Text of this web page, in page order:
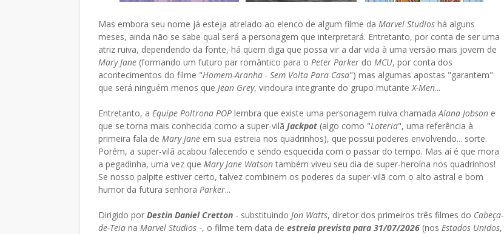
Mas embora seu nome já esteja atrelado ao elenco de algum filme da Marvel Studios há alguns
meses, ainda não se sabe qual será a personagem que interpretará. Entretanto, por conta de ser uma
atriz ruiva, dependendo da fonte, há quem diga que possa vir a dar vida à uma versão mais jovem de
Mary Jane (formando um futuro par romântico para o Peter Parker do MCU, por conta dos
acontecimentos do filme "Homem-Aranha - Sem Volta Para Casa") mas algumas apostas "garantem"
que será ninguém menos que Jean Grey, vindoura integrante do grupo mutanteX-Men...
Entretanto, a Equipe Poltrona POP lembra que existe uma personagem ruiva chamadaAlana Jobson e
que se torna mais conhecida como a super-vilã Jackpot (algo como "Loteria", uma referência à
primeira fala de Mary Jane em sua estreia nos quadrinhos), que possui poderes envolvendo... sorte.
Porém, a super-vilã acabou falecendo e sendo esquecida com o passar do tempo. Mas aí é que mora
a pegadinha, uma vez que Mary Jane Watsontambém viveu seu dia de super-heroína nos quadrinhos!
Se nosso palpite estiver certo, talvez combinem os poderes da super-vilã com o alto astral e bom
humor da futura senhora Parker...
Dirigido por Destin Daniel Cretton - substituindo Jon Watts, diretor dos primeiros três filmes do Cabeça-
de-Teia na Marvel Studios -, o filme tem data de estreia prevista para 31/07/2026 (nos Estados Unidos,